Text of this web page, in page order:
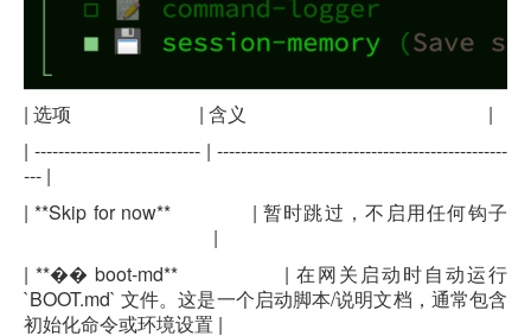
| 选项 | 含义 |
| ---------------------------- | -------------------------------------------------
--- |
| **Skip for now** | 暂时跳过，不启用任何钩子
|
| **�� boot-md** | 在网关启动时自动运行
`BOOT.md`文件。这是一个启动脚本/说明文档，通常包含
初始化命令或环境设置 |